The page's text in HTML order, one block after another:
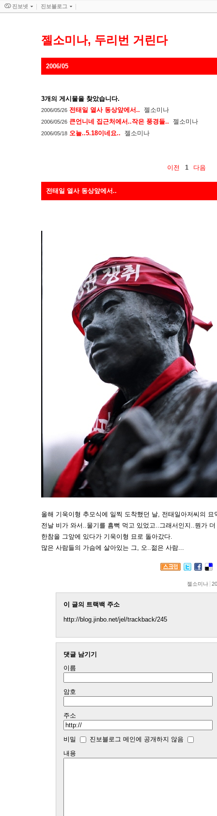
젤소미나, 두리번 거린다
2006/05
3개의 게시물을 찾았습니다.
2006/05/26 전태일 열사 동상앞에서.. 젤소미나
2006/05/26 큰언니네 집근처에서..작은 풍경들.. 젤소미나
2006/05/18 오늘..5.18이네요.. 젤소미나
이전 1 다음
전태일 열사 동상앞에서..
올해 기욱이형 추모식에 일찍 도착했던 날, 전태일아저씨의
전날 비가 와서..물기를 흠뻑 먹고 있었고..그래서인지..뭔가
한참을 그앞에 있다가 기욱이형 묘로 돌아갔다.
많은 사람들의 가슴에 살아있는 그, 오..젊은 사람...
젤소미나
이 글의 트랙백 주소
http://blog.jinbo.net/jel/trackback/245
댓글 남기기
이름
암호
주소
비밀
진보블로그 메인에 공개하지 않음
내용
진보넷 진보블로그